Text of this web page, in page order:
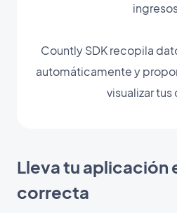
Countly SDK recopila
automáticamente y
visualizar tus
Lleva tu aplicación
correcta